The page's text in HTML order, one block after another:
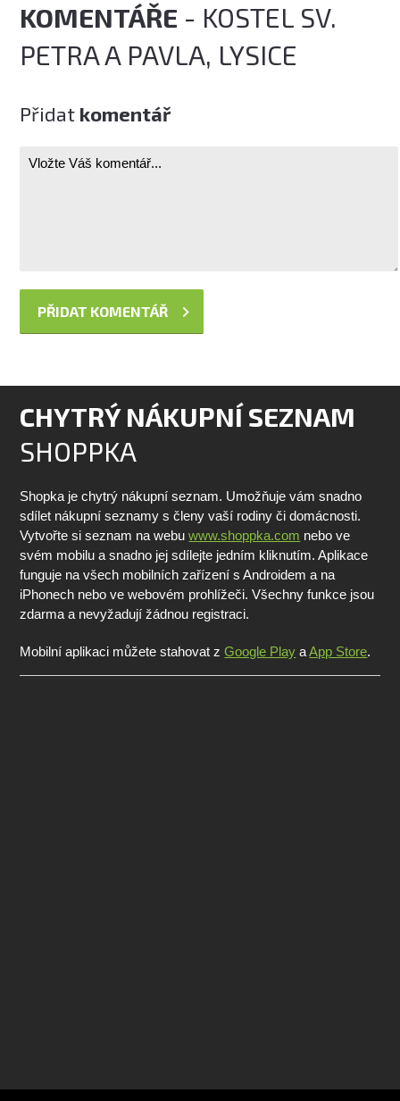
KOMENTÁŘE - KOSTEL SV.
PETRA A PAVLA, LYSICE
Přidat komentář
CHYTRÝ NÁKUPNÍ SEZNAM
SHOPPKA
Shopka je chytrý nákupní seznam. Umožňuje vám snadno
sdílet nákupní seznamy s členy vaší rodiny či domácnosti.
Vytvořte si seznam na webuwww.shoppka.com nebo ve
svém mobilu a snadno jej sdílejte jedním kliknutím. Aplikace
funguje na všech mobilních zařízení s Androidem a na
iPhonech nebo ve webovém prohlížeči. Všechny funkce jsou
zdarma a nevyžadují žádnou registraci.
Mobilní aplikaci můžete stahovat zGoogle Play aApp Store.